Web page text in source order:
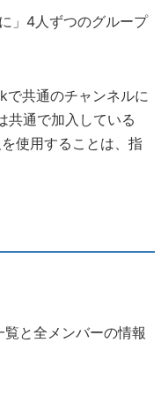
」4人ずつのグループ
で共通のチャンネルに
共通で加入している
使用することは、指
と全メンバーの情報